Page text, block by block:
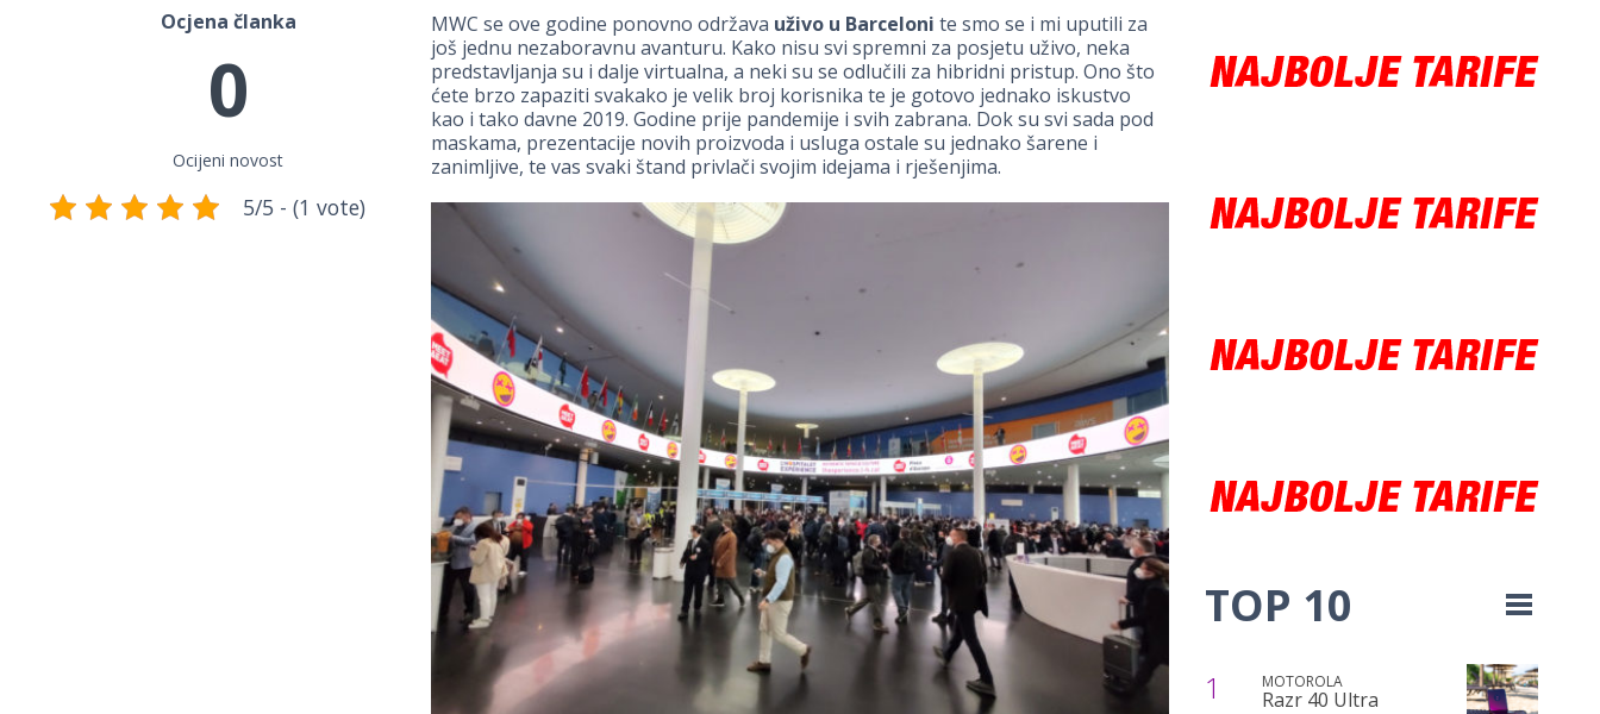
Ocjena članka
0
Ocijeni novost
5/5 - (1 vote)
MWC se ove godine ponovno održava uživo u Barceloni te smo se i mi uputili za
još jednu nezaboravnu avanturu. Kako nisu svi spremni za posjetu uživo, neka
predstavljanja su i dalje virtualna, a neki su se odlučili za hibridni pristup. Ono što
ćete brzo zapaziti svakako je velik broj korisnika te je gotovo jednako iskustvo
kao i tako davne 2019. Godine prije pandemije i svih zabrana. Dok su svi sada pod
maskama, prezentacije novih proizvoda i usluga ostale su jednako šarene i
zanimljive, te vas svaki štand privlači svojim idejama i rješenjima.
TOP 10
1 MOTOROLA
Razr 40 Ultra